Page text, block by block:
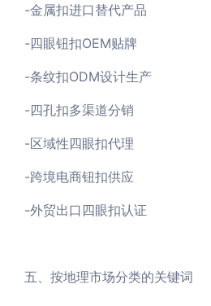
-金属扣进口替代产品
-四眼钮扣OEM贴牌
-条纹扣ODM设计生产
-四孔扣多渠道分销
-区域性四眼扣代理
-跨境电商钮扣供应
-外贸出口四眼扣认证
五、按地理市场分类的关键词